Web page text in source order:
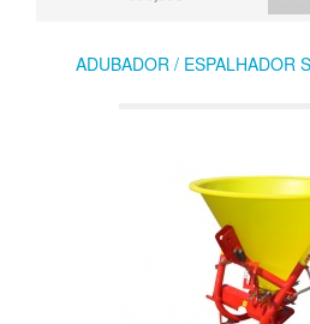
ADUBADOR / ESPALHADOR